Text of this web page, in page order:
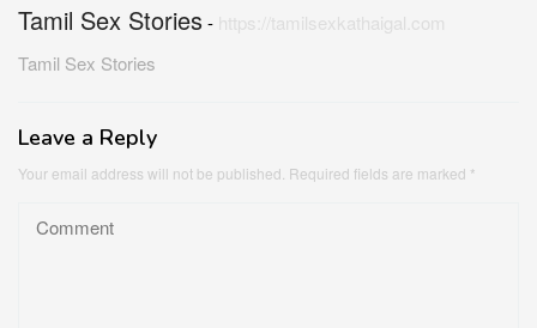
Tamil Sex Stories- https://tamilsexkathaigal.com
Tamil Sex Stories
Leave a Reply
Your email address will not be published. Required fields are marked *